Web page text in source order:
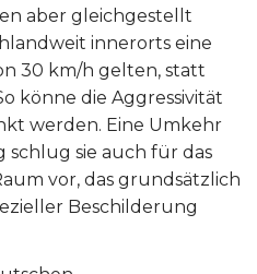
aber gleichgestellt
innerorts eine
30 km/h gelten, statt
könne die Aggressivität
werden. Eine Umkehr
sie auch für das
vor, das grundsätzlich
Beschilderung